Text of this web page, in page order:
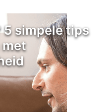
5 simpele tips
met